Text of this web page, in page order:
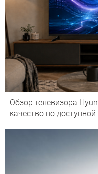
Обзор телевизора
качество по доступной